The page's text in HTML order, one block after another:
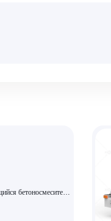
бетоносмеситель